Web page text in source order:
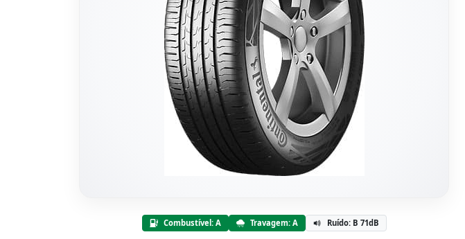
Combustível: A Travagem: A Ruído: B 71dB